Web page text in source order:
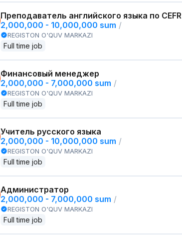
Преподаватель английского языка по CEFR
2,000,000 - 10,000,000 sum /
REGISTON O'QUV MARKAZI
Full time job
Финансовый менеджер
2,000,000 - 7,000,000 sum /
REGISTON O'QUV MARKAZI
Full time job
Учитель русского языка
2,000,000 - 10,000,000 sum /
REGISTON O'QUV MARKAZI
Full time job
Администратор
2,000,000 - 7,000,000 sum /
REGISTON O'QUV MARKAZI
Full time job